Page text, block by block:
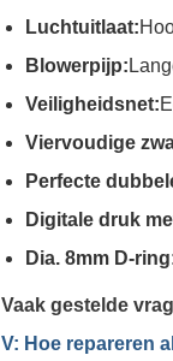
Luchtuitlaat:
Blowerpijp:
Veiligheidsnet:
Viervoudige
Perfecte
Digitale druk
Dia. 8mm D-
Vaak gestelde
V: Hoe repareren